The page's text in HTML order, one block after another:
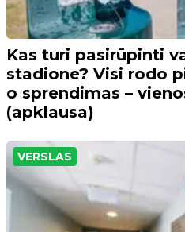
Kas turi pasirūpinti
stadione? Visi rodo
o sprendimas –
(apklausa)
VERSLAS